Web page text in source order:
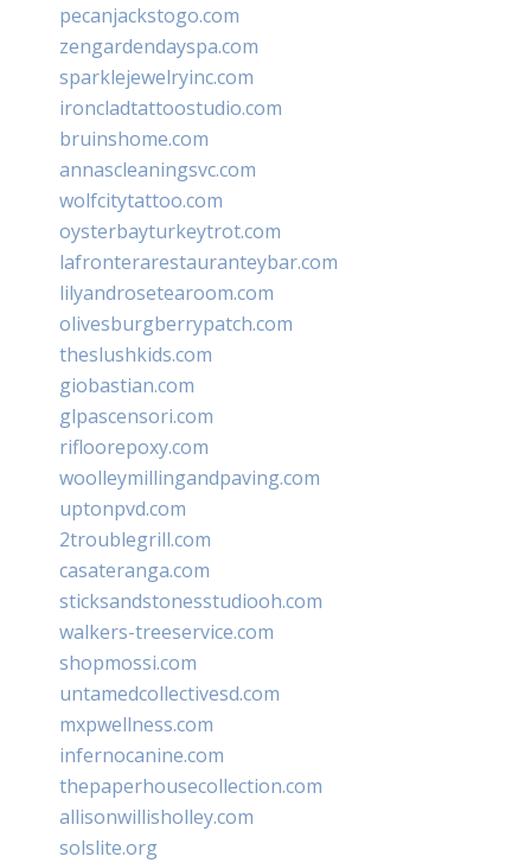
pecanjackstogo.com
zengardendayspa.com
sparklejewelryinc.com
ironcladtattoostudio.com
bruinshome.com
annascleaningsvc.com
wolfcitytattoo.com
oysterbayturkeytrot.com
lafronterarestauranteybar.com
lilyandrosetearoom.com
olivesburgberrypatch.com
theslushkids.com
giobastian.com
glpascensori.com
rifloorepoxy.com
woolleymillingandpaving.com
uptonpvd.com
2troublegrill.com
casateranga.com
sticksandstonesstudiooh.com
walkers-treeservice.com
shopmossi.com
untamedcollectivesd.com
mxpwellness.com
infernocanine.com
thepaperhousecollection.com
allisonwillisholley.com
solslite.org